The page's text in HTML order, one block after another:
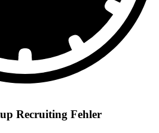
Recruiting Fehler